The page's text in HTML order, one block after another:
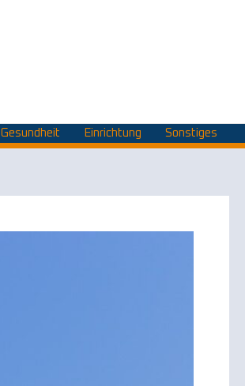
Gesundheit Einrichtung Sonstiges